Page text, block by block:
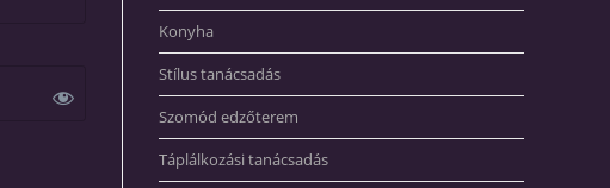
Konyha
Stílus tanácsadás
Szomód edzőterem
Táplálkozási tanácsadás